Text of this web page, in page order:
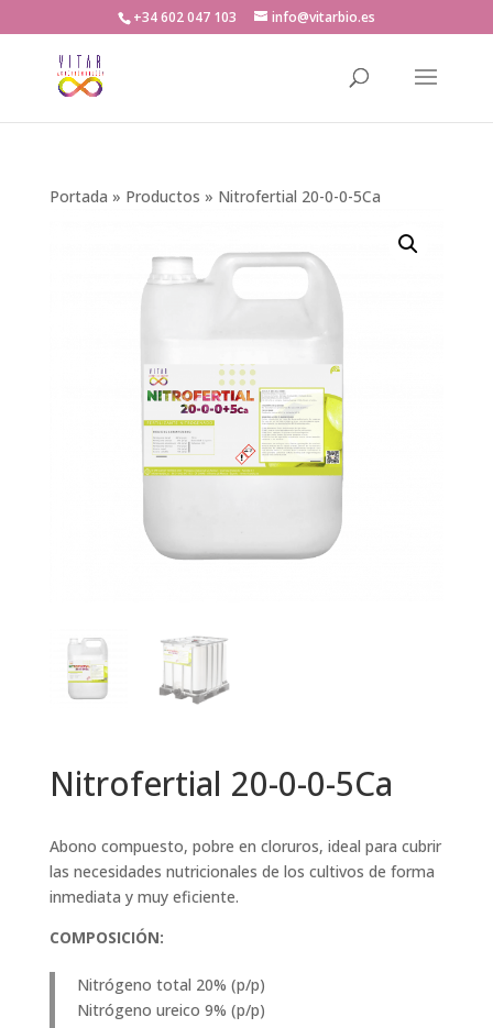
+34 602 047 103 info@vitarbio.es
Búsqueda
productos
Portada » Productos » Nitrofertial 20-0-0-5Ca
Nitrofertial 20-0-0-5Ca
Abono compuesto, pobre en cloruros, ideal para cubrir
las necesidades nutricionales de los cultivos de forma
inmediata y muy eficiente.
COMPOSICIÓN:
Nitrógeno total 20% (p/p)
Nitrógeno ureico 9% (p/p)